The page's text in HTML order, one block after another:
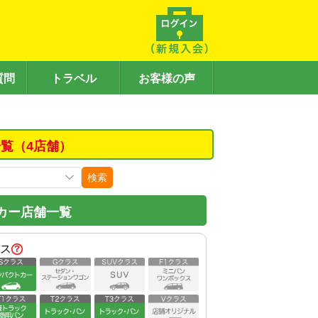
問 トラベル お客様の声
（4店舗）
検索
ー店舗一覧